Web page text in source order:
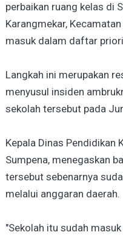
perbaikan ruang kelas di
Karangmekar,
masuk dalam daftar
Langkah ini merupakan
menyusul insiden
sekolah tersebut pada
Kepala Dinas Pendidikan
Sumpena, menegaskan
tersebut sebenarnya
melalui anggaran daerah.
"Sekolah itu sudah